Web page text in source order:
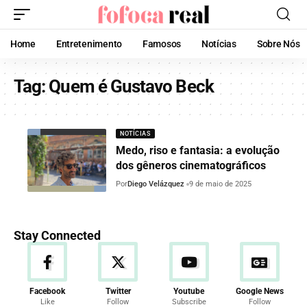
Home Entretenimento Famosos Notícias Sobre Nós
Tag:Quem é Gustavo Beck
NOTÍCIAS
Medo, riso e fantasia: a evolução
dos gêneros cinematográficos
PorDiego Velázquez 9 de maio de 2025
Stay Connected
Facebook
Like
Twitter
Follow
Youtube
Subscribe
Google News
Follow